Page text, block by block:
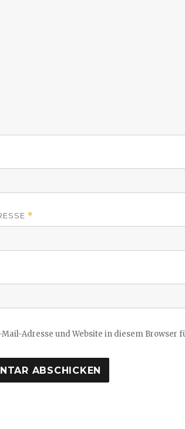
*
Mail-Adresse und Website in diesem